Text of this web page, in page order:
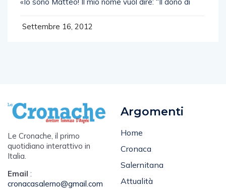
«Io sono Matteo! Il mio nome vuol dire: “Il dono di
Settembre 16, 2012
Le Cronache, il primo
quotidiano interattivo in
Italia.
Email :
cronacasalerno@gmail.com
Argomenti
Home
Cronaca
Salernitana
Attualità